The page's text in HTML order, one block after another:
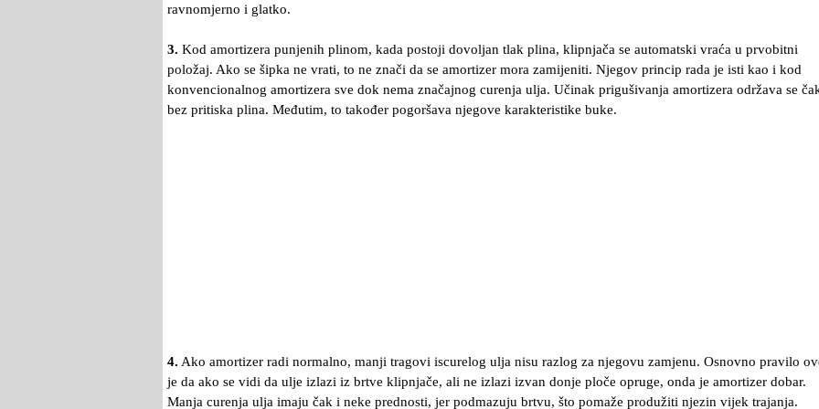
ravnomjerno i glatko.
3. Kod amortizera punjenih plinom, kada postoji dovoljan tlak plina, klipnjača se automatski vraća u prvobitni
položaj. Ako se šipka ne vrati, to ne znači da se amortizer mora zamijeniti. Njegov princip rada je isti kao i kod
konvencionalnog amortizera sve dok nema značajnog curenja ulja. Učinak prigušivanja amortizera održava se
bez pritiska plina. Međutim, to također pogoršava njegove karakteristike buke.
4. Ako amortizer radi normalno, manji tragovi iscurelog ulja nisu razlog za njegovu zamjenu. Osnovno pravilo
je da ako se vidi da ulje izlazi iz brtve klipnjače, ali ne izlazi izvan donje ploče opruge, onda je amortizer dobar.
Manja curenja ulja imaju čak i neke prednosti, jer podmazuju brtvu, što pomaže produžiti njezin vijek trajanja.